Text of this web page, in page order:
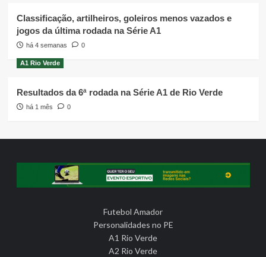
Classificação, artilheiros, goleiros menos vazados e
jogos da última rodada na Série A1
há 4 semanas 0
A1 Rio Verde
Resultados da 6ª rodada na Série A1 de Rio Verde
há 1 mês 0
Futebol Amador
Personalidades no PE
A1 Rio Verde
A2 Rio Verde